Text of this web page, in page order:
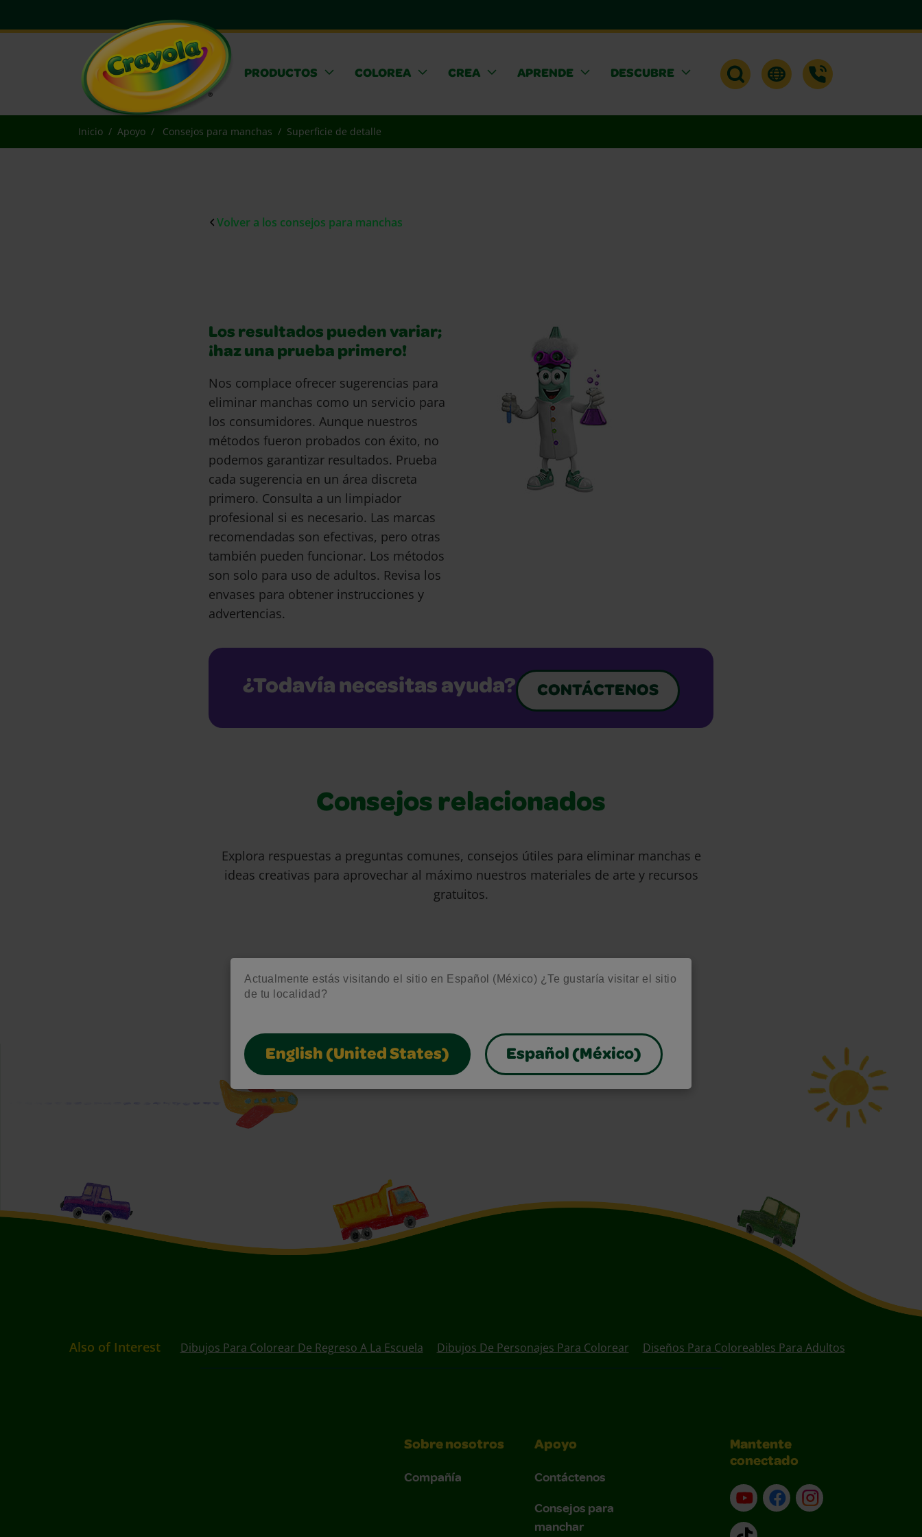
Actualmente estás visitando el sitio en Español (México) ¿Te gustaría visitar el sitio
de tu localidad?
English (United States) Español (México)
PRODUCTOS COLOREA CREA APRENDE DESCUBRE
Inicio Apoyo Consejos para manchas Superficie de detalle
Volver a los consejos para manchas
Los resultados pueden variar;
¡haz una prueba primero!
Nos complace ofrecer sugerencias para
eliminar manchas como un servicio para
los consumidores. Aunque nuestros
métodos fueron probados con éxito, no
podemos garantizar resultados. Prueba
cada sugerencia en un área discreta
primero. Consulta a un limpiador
profesional si es necesario. Las marcas
recomendadas son efectivas, pero otras
también pueden funcionar. Los métodos
son solo para uso de adultos. Revisa los
envases para obtener instrucciones y
advertencias.
¿Todavía necesitas ayuda? CONTÁCTENOS
Consejos relacionados
Explora respuestas a preguntas comunes, consejos útiles para eliminar manchas e
ideas creativas para aprovechar al máximo nuestros materiales de arte y recursos
gratuitos.
Also of Interest Dibujos Para Colorear De Regreso A La Escuela Dibujos De Personajes Para Colorear Diseños Para Coloreables Para Adultos
Sobre nosotros
Compañía
Apoyo
Contáctenos
Consejos para
manchar
Mantente
conectado
YouTube (en inglés)
Facebook (en inglés)
Instagram (en
TikTok